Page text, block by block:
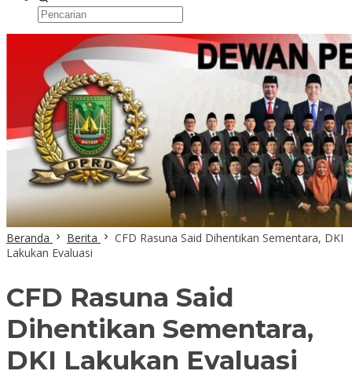
Beranda Berita
CFD Rasuna Said Dihentikan Sementara, DKI
Lakukan Evaluasi
CFD Rasuna Said
Dihentikan Sementara,
DKI Lakukan Evaluasi